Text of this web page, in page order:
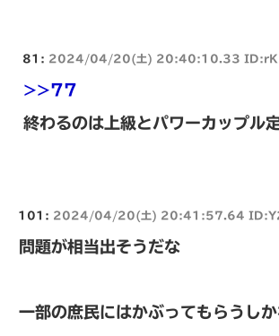
81: 2024/04/20(土) 20:40:10.33
>>77
終わるのは上級とパワーカップル
101: 2024/04/20(土) 20:41:57.64
問題が相当出そうだな
一部の庶民にはかぶってもらうし